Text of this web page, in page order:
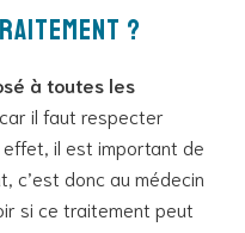
?
à toutes les
car il faut respecter
effet, il est important de
c’est donc au médecin
si ce traitement peut